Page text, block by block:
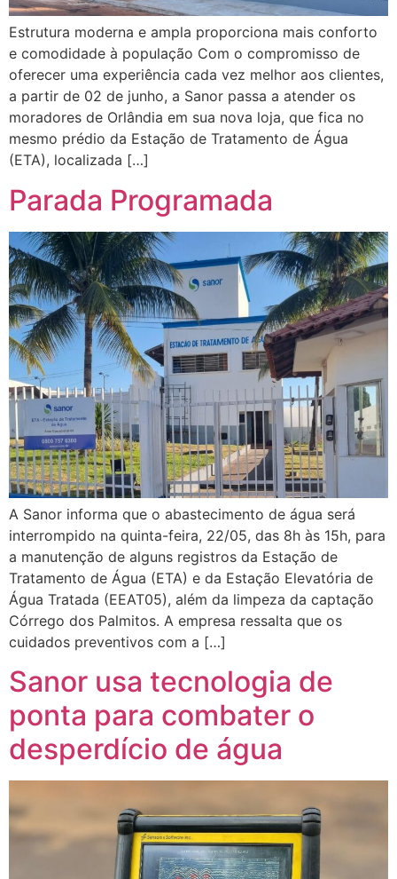
Estrutura moderna e ampla proporciona mais conforto
e comodidade à população Com o compromisso de
oferecer uma experiência cada vez melhor aos clientes,
a partir de 02 de junho, a Sanor passa a atender os
moradores de Orlândia em sua nova loja, que fica no
mesmo prédio da Estação de Tratamento de Água
(ETA), localizada […]
Parada Programada
A Sanor informa que o abastecimento de água será
interrompido na quinta-feira, 22/05, das 8h às 15h, para
a manutenção de alguns registros da Estação de
Tratamento de Água (ETA) e da Estação Elevatória de
Água Tratada (EEAT05), além da limpeza da captação
Córrego dos Palmitos. A empresa ressalta que os
cuidados preventivos com a […]
Sanor usa tecnologia de
ponta para combater o
desperdício de água